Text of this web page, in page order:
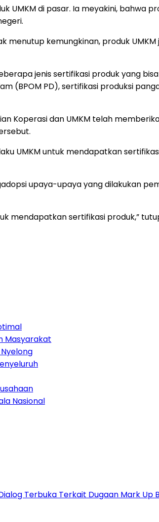
UMKM di pasar. Ia meyakini, bahwa
menutup kemungkinan, produk
jenis sertifikasi produk yang
(BPOM PD), sertifikasi produksi
Koperasi dan UMKM telah
UMKM untuk mendapatkan
upaya-upaya yang dilakukan
mendapatkan sertifikasi produk,”
Masyarakat
Nasional
Terbuka Terkait Dugaan Mark Up